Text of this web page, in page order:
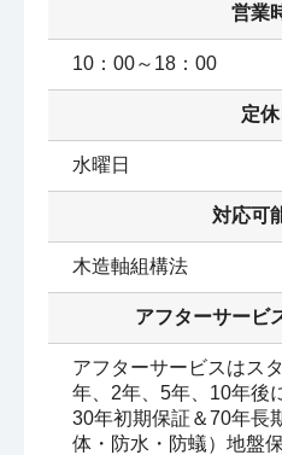
営業
10：00～18：00
定休
水曜日
対応可
木造軸組構法
アフターサービ
アフターサービスはス
年、2年、5年、10年後
30年初期保証＆70年長
体・防水・防蟻）地盤